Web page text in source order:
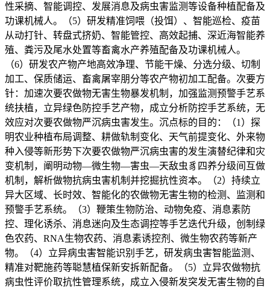
性采摘、智能调控、发展消息及病虫害监测等设备种植配备及
功课机械人。（5）研发精准饲喂（投饵）、智能巡检、疫苗
从动打针、转盘式挤奶、智能管控、高效起捕、深近海智能养
殖、粪污及尾水处置等畜禽水产养殖配备及功课机械人。
（6）研发农产物产地高效净理、节能干燥、分选分级、切制
加工、保质储运、畜禽屠宰朋分等农产物初加工配备。次要方
针：加速次要农做物无害生物暴发机制，加强监测预警手艺系
统扶植，立异绿色防控手艺产物，成立分析防控手艺系统，无
效应对次要农做物严沉病虫害发生。沉点标的目的：（1）探
明农业种植布局调整、耕做轨制变化、天气前提变化、外来物
种入侵等新形势下次要农做物严沉病虫害的发生演替纪律和灾
变机制，阐明动物—微生物—害虫—天敌虫豸四养分级间互做
机制，解析做物抗病虫害机制并挖掘抗性资本。（2）持续立
异大区域、长时效、智能化的农做物无害生物的检测、监测和
预警手艺系统。（3）鞭策生物防治、动物免疫、消息素防
控、理化诱杀、消息迷向及生态调控等手艺迭代升级，创制绿
色农药、RNA生物农药、消息素诱控剂、微生物农药等新产
物。（4）立异病虫害智能识别手艺，研发病虫害智能监测、
精准对靶施药等聪慧植保新安拆新配备。（5）立异农做物抗
病虫性评价取抗性管理系统，成立入侵新发突发无害生物的自